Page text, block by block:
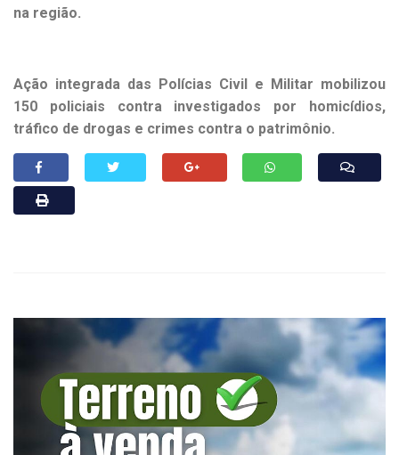
na região.
Ação integrada das Polícias Civil e Militar mobilizou
150 policiais contra investigados por homicídios,
tráfico de drogas e crimes contra o patrimônio.